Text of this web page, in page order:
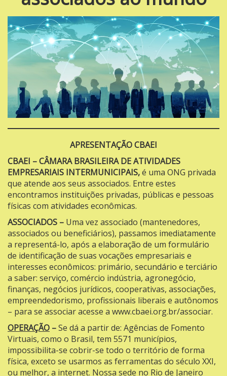
APRESENTAÇÃO CBAEI
CBAEI – CÂMARA BRASILEIRA DE ATIVIDADES
EMPRESARIAIS INTERMUNICIPAIS,é uma ONG privada
que atende aos seus associados. Entre estes
encontramos instituições privadas, públicas e pessoas
físicas com atividades econômicas.
ASSOCIADOS – Uma vez associado (mantenedores,
associados ou beneficiários), passamos imediatamente
a representá-lo, após a elaboração de um formulário
de identificação de suas vocações empresariais e
interesses econômicos: primário, secundário e terciário
a saber: serviço, comércio indústria, agronegócio,
finanças, negócios jurídicos, cooperativas, associações,
empreendedorismo, profissionais liberais e autônomos
– para se associar acesse a www.cbaei.org.br/associar.
OPERAÇÃO –Se dá a partir de: Agências de Fomento
Virtuais, como o Brasil, tem 5571 municípios,
impossibilita-se cobrir-se todo o território de forma
física, exceto se usarmos as ferramentas do século XXI,
ou melhor, a internet. Nossa sede no Rio de Janeiro